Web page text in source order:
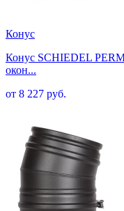
Конус
Конус SCHIEDEL
окон...
от 8 227 руб.